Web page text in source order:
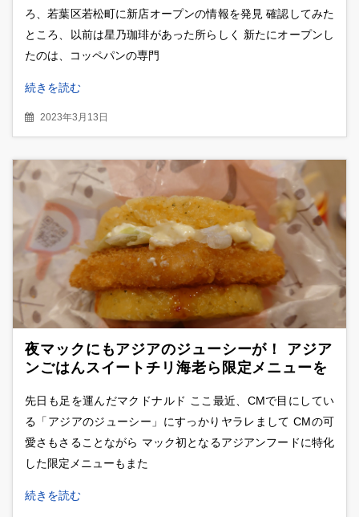
ろ、若葉区若松町に新店オープンの情報を発見 確認してみた
ところ、以前は星乃珈琲があった所らしく 新たにオープンし
たのは、コッペパンの専門
続きを読む
2023年3月13日
夜マックにもアジアのジューシーが！ アジア
ンごはんスイートチリ海老ら限定メニューを
先日も足を運んだマクドナルド ここ最近、CMで目にしてい
る「アジアのジューシー」にすっかりヤラレまして CMの可
愛さもさることながら マック初となるアジアンフードに特化
した限定メニューもまた
続きを読む